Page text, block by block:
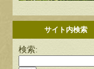
サイト内検索
検索: